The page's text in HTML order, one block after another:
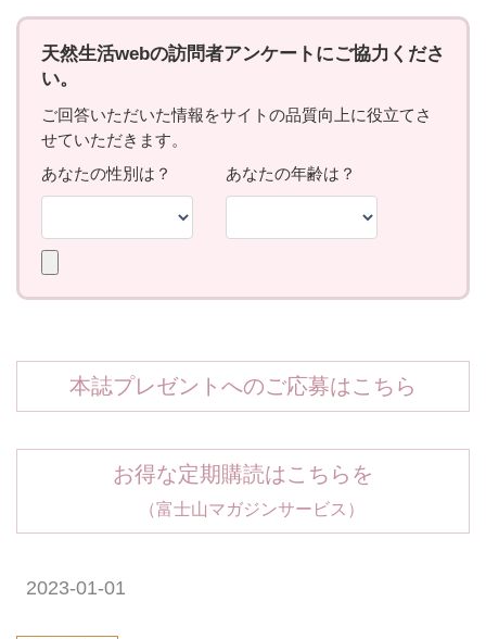
本誌プレゼントへのご応募はこちら
お得な定期購読はこちらを
（富士山マガジンサービス）
2023-01-01